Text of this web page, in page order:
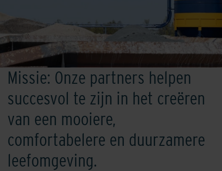
Missie: Onze partners helpen
succesvol te zijn in het creëren
van een mooiere,
comfortabelere en duurzamere
leefomgeving.